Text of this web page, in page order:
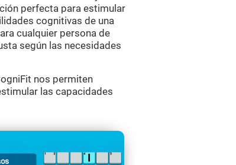
perfecta para estimular
cognitivas de una
cualquier persona de
según las necesidades
nos permiten
las capacidades